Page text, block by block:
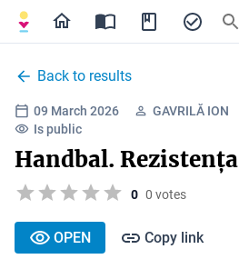
Back to results
09 March 2026 GAVRILĂ ION
Is public
Handbal. Rezistența
0 0 votes
OPEN Copy link